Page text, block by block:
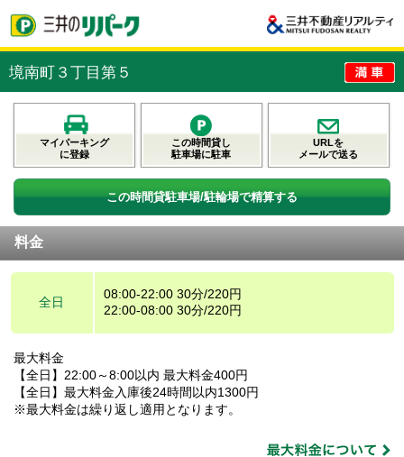
境南町３丁目第５
マイパーキング
に登録
この時間貸し
駐車場に駐車
URLを
メールで送る
この時間貸駐車場/駐輪場で精算する
料金
全日
08:00-22:00 30分/220円
22:00-08:00 30分/220円
最大料金
【全日】22:00～8:00以内 最大料金400円
【全日】最大料金入庫後24時間以内1300円
※最大料金は繰り返し適用となります。